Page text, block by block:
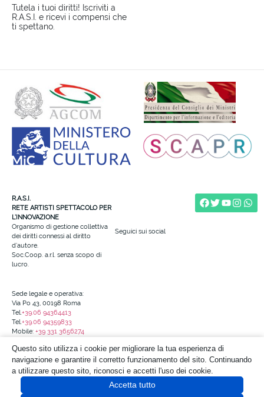
Tutela i tuoi diritti! Iscriviti a
R.A.S.I. e ricevi i compensi che
ti spettano.
R.A.S.I.
RETE ARTISTI SPETTACOLO PER
L’INNOVAZIONE
Organismo di gestione collettiva
dei diritti connessi al diritto
d’autore.
Soc.Coop. a.r.l. senza scopo di
lucro.
Seguici sui social
Sede legale e operativa:
Via Po 43, 00198 Roma
Tel.+39.06 94364413
Tel.+39.06 94359833
Mobile: +39 331 3656274
Codice Fiscale e N. Iscr. al Registro
delle Imprese di Roma: 97690690587
Codice univoco: KRRH6B9
Questo sito utilizza i cookie per migliorare la tua esperienza di
navigazione e garantire il corretto funzionamento del sito. Continuando
a utilizzare questo sito, riconosci e accetti l'uso dei cookie.
Accetta tutto